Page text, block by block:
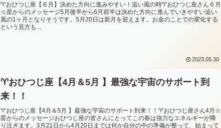
♈️おひつじ座【６月】決めた方向に進みやすい！追い風の時♈️おひつじ座さん６月
☆星からのメッセージ5月後半から6月前半は決めた方向に進んでいきやすい追い
風の1ヶ月となりそうです。5月20日は新月を迎えます。お金のことでの変化する
という見方も...
2023.05.30
♈️おひつじ座【4月＆5月 】最強な宇宙のサポート到
来！！
♈️おひつじ座【4月＆5月 】最強な宇宙のサポート到来！！♈️おひつじ座さん4月☆
星からのメッセージおひつじ座の皆さんにとってこの春は強力なエネルギーが降
り注ぎます。3月21日から4月20日までは何か自分の中の準備が整って、始まって